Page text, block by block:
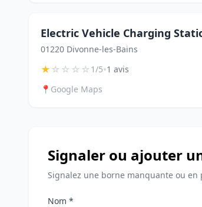
Electric Vehicle Charging
01220 Divonne-les-Bains
★☆☆☆☆1/5•1 avis
📍 Google Maps
Signaler ou ajouter
Signalez une borne manquante ou en
Nom *